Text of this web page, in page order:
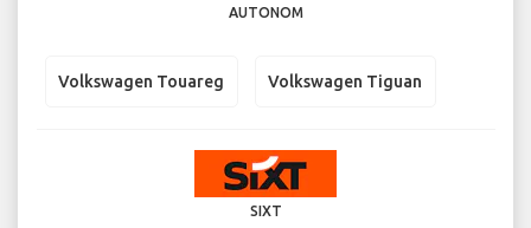
AUTONOM
Volkswagen Touareg Volkswagen Tiguan
SIXT